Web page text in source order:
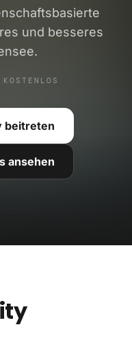
und besseres
beitreten
ansehen